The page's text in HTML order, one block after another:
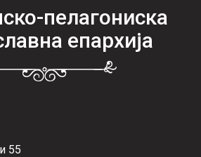
пелагониска
епархија
55